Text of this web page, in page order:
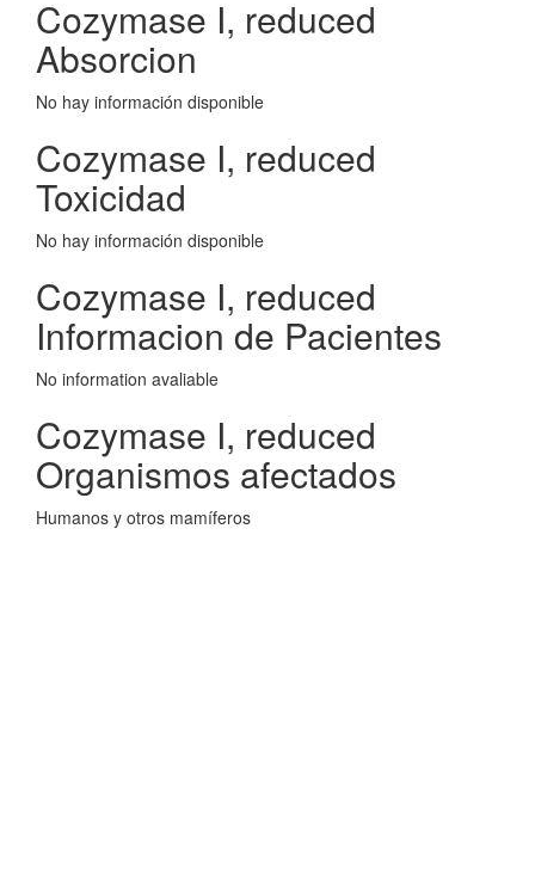
Cozymase I, reduced
Absorcion
No hay información disponible
Cozymase I, reduced
Toxicidad
No hay información disponible
Cozymase I, reduced
Informacion de Pacientes
No information avaliable
Cozymase I, reduced
Organismos afectados
Humanos y otros mamíferos